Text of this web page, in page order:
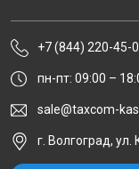
+7 (844) 220-45-
пн-пт: 09:00 –
sale@taxcom-
г. Волгоград,